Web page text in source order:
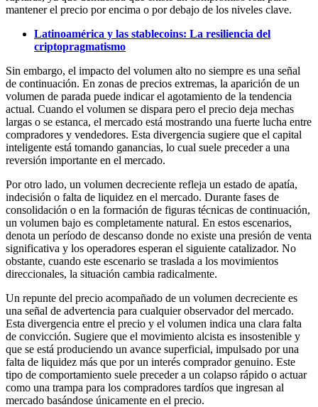
mantener el precio por encima o por debajo de los niveles clave.
Latinoamérica y las stablecoins: La resiliencia del
criptopragmatismo
Sin embargo, el impacto del volumen alto no siempre es una señal
de continuación. En zonas de precios extremas, la aparición de un
volumen de parada puede indicar el agotamiento de la tendencia
actual. Cuando el volumen se dispara pero el precio deja mechas
largas o se estanca, el mercado está mostrando una fuerte lucha entre
compradores y vendedores. Esta divergencia sugiere que el capital
inteligente está tomando ganancias, lo cual suele preceder a una
reversión importante en el mercado.
Por otro lado, un volumen decreciente refleja un estado de apatía,
indecisión o falta de liquidez en el mercado. Durante fases de
consolidación o en la formación de figuras técnicas de continuación,
un volumen bajo es completamente natural. En estos escenarios,
denota un período de descanso donde no existe una presión de venta
significativa y los operadores esperan el siguiente catalizador. No
obstante, cuando este escenario se traslada a los movimientos
direccionales, la situación cambia radicalmente.
Un repunte del precio acompañado de un volumen decreciente es
una señal de advertencia para cualquier observador del mercado.
Esta divergencia entre el precio y el volumen indica una clara falta
de convicción. Sugiere que el movimiento alcista es insostenible y
que se está produciendo un avance superficial, impulsado por una
falta de liquidez más que por un interés comprador genuino. Este
tipo de comportamiento suele preceder a un colapso rápido o actuar
como una trampa para los compradores tardíos que ingresan al
mercado basándose únicamente en el precio.